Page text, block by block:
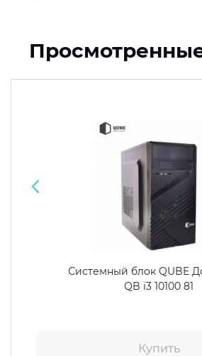
Системный блок QUBE
QB i3 10100 81
Купить